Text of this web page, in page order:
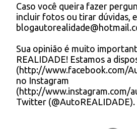
a
r
u
c
o
m
e
n
t
Caso você queira fazer
incluir fotos ou tirar dúvidas,
Sua opinião é muito
REALIDADE! Estamos a
(http://www.facebook.com/
no Instagram
(http://www.instagram.com/
Twitter (@AutoREALIDADE).